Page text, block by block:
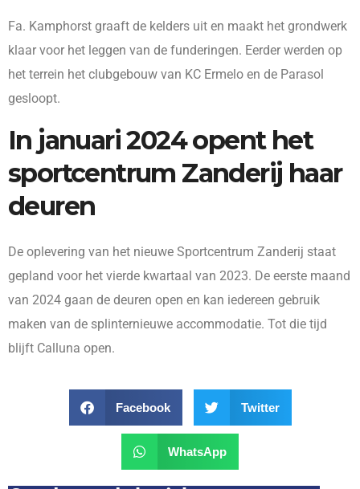
Fa. Kamphorst graaft de kelders uit en maakt het grondwerk
klaar voor het leggen van de funderingen. Eerder werden op
het terrein het clubgebouw van KC Ermelo en de Parasol
gesloopt.
In januari 2024 opent het
sportcentrum Zanderij haar
deuren
De oplevering van het nieuwe Sportcentrum Zanderij staat
gepland voor het vierde kwartaal van 2023. De eerste maand
van 2024 gaan de deuren open en kan iedereen gebruik
maken van de splinternieuwe accommodatie. Tot die tijd
blijft Calluna open.
Facebook Twitter
WhatsApp